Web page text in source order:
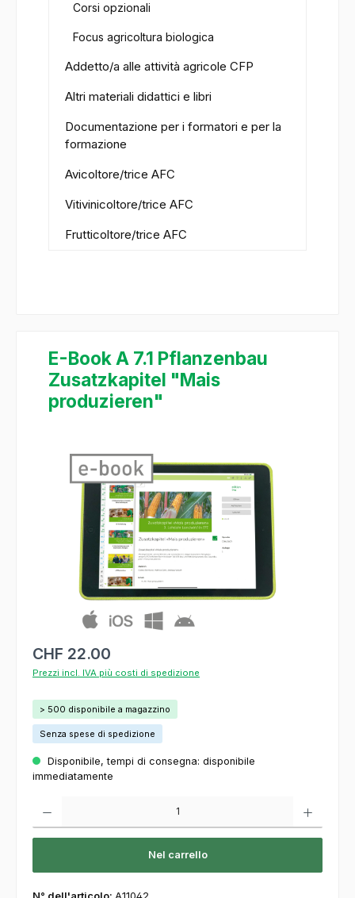
Corsi opzionali
Focus agricoltura biologica
Addetto/a alle attività agricole CFP
Altri materiali didattici e libri
Documentazione per i formatori e per la
formazione
Avicoltore/trice AFC
Vitivinicoltore/trice AFC
Frutticoltore/trice AFC
E-Book A 7.1 Pflanzenbau
Zusatzkapitel "Mais
produzieren"
Salta la galleria di immagini
CHF 22.00
Prezzi incl. IVA più costi di spedizione
> 500 disponibile a magazzino
Senza spese di spedizione
Disponibile, tempi di consegna: disponibile
immediatamente
Nel carrello